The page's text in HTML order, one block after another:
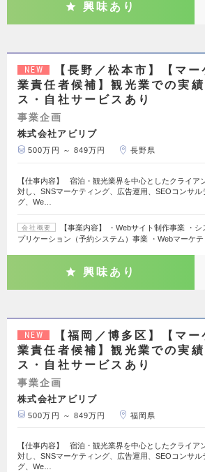
興味あり
NEW
【長野／松本市】【マ
業責任者候補】観光業での実
ス・自社サービスあり
事業企画
株式会社アビリブ
500万円 ～ 849万円 長野県
【仕事内容】 宿泊・観光業界を中心としたクライア
対し、SNSマーケティング、広告運用、SEOコンサル
グ、We…
会社概要
【事業内容】 ・Webサイト制作事業 ・
プリケーション（予約システム）事業 ・Webマーケテ
興味あり
NEW
【福岡／博多区】【マ
業責任者候補】観光業での実
ス・自社サービスあり
事業企画
株式会社アビリブ
500万円 ～ 849万円 福岡県
【仕事内容】 宿泊・観光業界を中心としたクライア
対し、SNSマーケティング、広告運用、SEOコンサル
グ、We…